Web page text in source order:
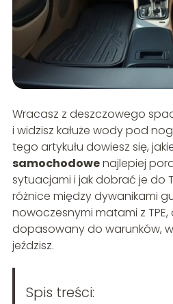
Wracasz z deszczowego
i widzisz kałuże wody pod
tego artykułu dowiesz się,
samochodowenajlepiej
sytuacjami i jak dobrać je do
różnice między dywanikami
nowoczesnymi matami z
dopasowany do warunków,
jeździsz.
Spis treści: